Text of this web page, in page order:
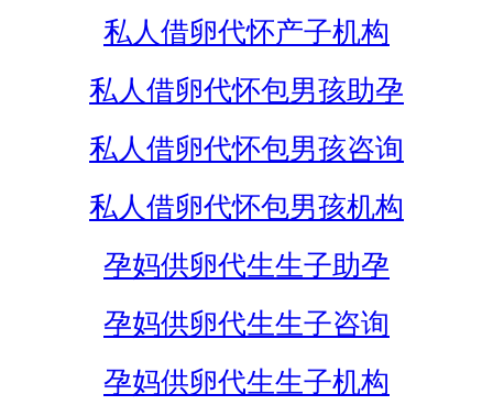
私人借卵代怀产子机构
私人借卵代怀包男孩助孕
私人借卵代怀包男孩咨询
私人借卵代怀包男孩机构
孕妈供卵代生生子助孕
孕妈供卵代生生子咨询
孕妈供卵代生生子机构